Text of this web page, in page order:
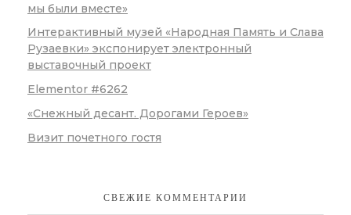
мы были вместе»
Интерактивный музей «Народная Память и Слава
Рузаевки» экспонирует электронный
выставочный проект
Elementor #6262
«Снежный десант. Дорогами Героев»
Визит почетного гостя
СВЕЖИЕ КОММЕНТАРИИ